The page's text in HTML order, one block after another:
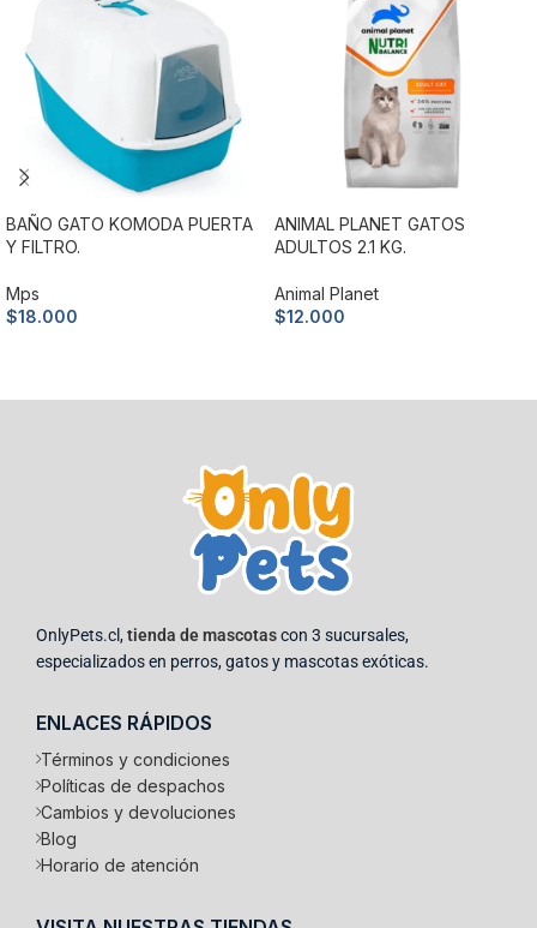
BAÑO GATO KOMODA PUERTA
Y FILTRO.
Mps
$18.000
ANIMAL PLANET GATOS
ADULTOS 2.1 KG.
Animal Planet
$12.000
OnlyPets.cl,tienda de mascotascon 3 sucursales,
especializados en perros, gatos y mascotas exóticas.
ENLACES RÁPIDOS
Términos y condiciones
Políticas de despachos
Cambios y devoluciones
Blog
Horario de atención